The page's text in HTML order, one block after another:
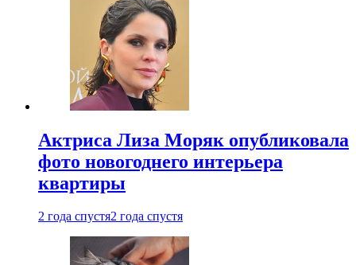
Актриса Лиза Моряк опубликовала
фото новогоднего интерьера
квартиры
2 года спустя2 года спустя